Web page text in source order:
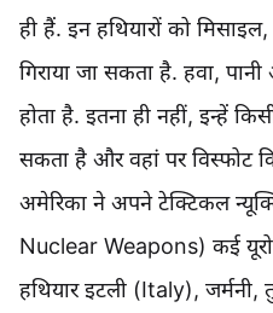
ही हैं. इन हथियारों को
गिराया जा सकता है. हवा,
होता है. इतना ही नहीं, इन्हें
सकता है और वहां पर विस्फोट
अमेरिका ने अपने टेक्टिकल
Nuclear Weapons) कई
हथियार इटली (Italy),